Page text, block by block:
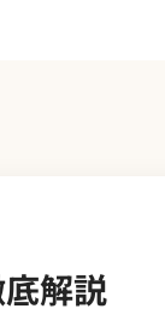
解説